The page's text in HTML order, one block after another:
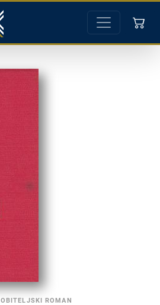
OBITELJSKI ROMAN